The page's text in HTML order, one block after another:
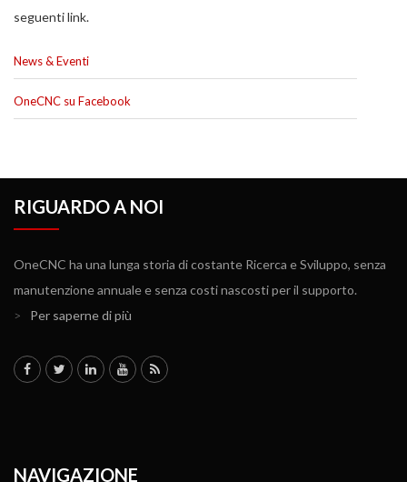
seguenti link.
News & Eventi
OneCNC su Facebook
RIGUARDO A NOI
OneCNC ha una lunga storia di costante Ricerca e Sviluppo, senza
manutenzione annuale e senza costi nascosti per il supporto.
>
Per saperne di più
NAVIGAZIONE